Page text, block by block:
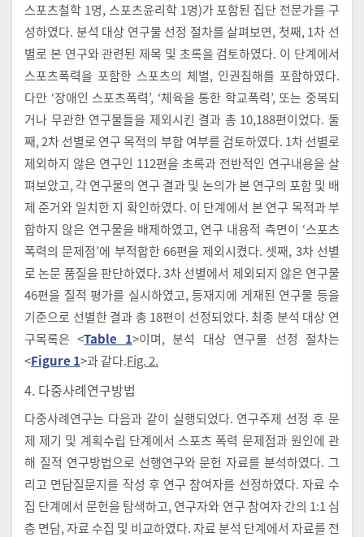
스포츠철학 1명, 스포츠윤리학 1명)가 포함된 집단 전문가를 구
성하였다. 분석 대상 연구물 선정 절차를 살펴보면, 첫째, 1차 선
별로 본 연구와 관련된 제목 및 초록을 검토하였다. 이 단계에서
스포츠폭력을 포함한 스포츠의 체벌, 인권침해를 포함하였다.
다만 ‘장애인 스포츠폭력’, ‘체육을 통한 학교폭력’, 또는 중복되
거나 무관한 연구물들을 제외시킨 결과 총 10,188편이었다. 둘
째, 2차 선별로 연구 목적의 부합 여부를 검토하였다. 1차 선별로
제외하지 않은 연구인 112편을 초록과 전반적인 연구내용을 살
펴보았고, 각 연구물의 연구 결과 및 논의가 본 연구의 포함 및 배
제 준거와 일치한 지 확인하였다. 이 단계에서 본 연구 목적과 부
합하지 않은 연구물을 배제하였고, 연구 내용적 측면이 ‘스포츠
폭력의 문제점’에 부적합한 66편을 제외시켰다. 셋째, 3차 선별
로 논문 품질을 판단하였다. 3차 선별에서 제외되지 않은 연구물
46편을 질적 평가를 실시하였고, 등재지에 게재된 연구물 등을
기준으로 선별한 결과 총 18편이 선정되었다. 최종 분석 대상 연
구목록은 <Table 1>이며, 분석 대상 연구물 선정 절차는
<Figure 1>과 같다.Fig. 2.
4. 다중사례연구방법
다중사례연구는 다음과 같이 실행되었다. 연구주제 선정 후 문
제 제기 및 계획수립 단계에서 스포츠 폭력 문제점과 원인에 관
해 질적 연구방법으로 선행연구와 문헌 자료를 분석하였다. 그
리고 면담질문지를 작성 후 연구 참여자를 선정하였다. 자료 수
집 단계에서 문헌을 탐색하고, 연구자와 연구 참여자 간의 1:1 심
층 면담, 자료 수집 및 비교하였다. 자료 분석 단계에서 자료를 전